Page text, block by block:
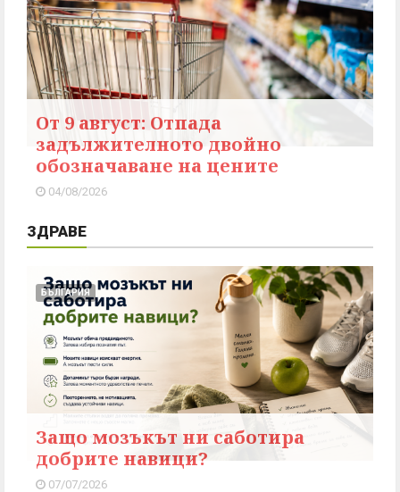
От 9 август: Отпада
задължителното двойно
обозначаване на цените
04/08/2026
ЗДРАВЕ
БЪЛГАРИЯ
Защо мозъкът ни саботира
добрите навици?
07/07/2026